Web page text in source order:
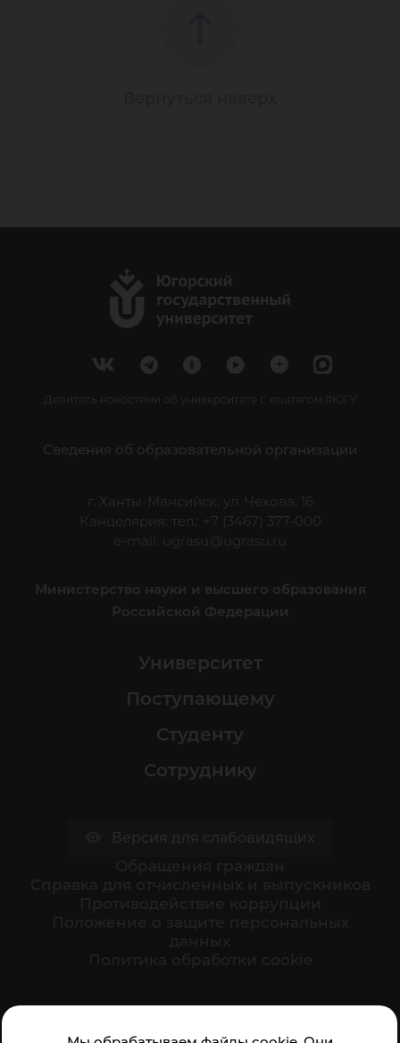
Делитесь новостями об университете с хештегом #ЮГУ
Сведения об образовательной организации
г. Ханты-Мансийск, ул. Чехова, 16
Канцелярия: тел.: +7 (3467) 377-000
e-mail:
ugrasu@ugrasu.ru
Министерство науки и высшего образования
Российской Федерации
Университет
Поступающему
Студенту
Сотруднику